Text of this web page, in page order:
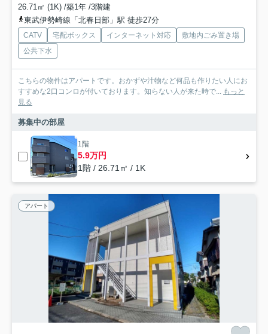
26.71㎡ (1K) /築1年 /3階建
東武伊勢崎線「北春日部」駅 徒歩27分
CATV 宅配ボックス インターネット対応
敷地内ごみ置き場
公共下水
こちらの物件はアパートです。おかずや汁物など何品も作りたい人にお
すすめな2口コンロが付いております。知らない人が来た時で... もっと
見る
募集中の部屋
1階
5.9万円
1階 / 26.71㎡ / 1K
アパート